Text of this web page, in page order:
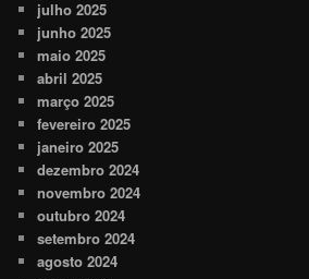
julho 2025
junho 2025
maio 2025
abril 2025
março 2025
fevereiro 2025
janeiro 2025
dezembro 2024
novembro 2024
outubro 2024
setembro 2024
agosto 2024